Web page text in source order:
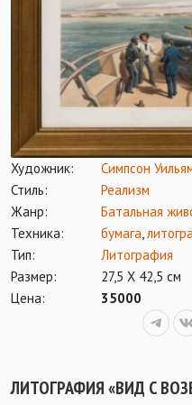
Художник:
Симпсон
Стиль:
Реализм
Жанр:
Батальная
Техника:
бумага
Тип:
Литография
Размер:
27,5 Х 42,5 см
Цена:
35000
ЛИТОГРАФИЯ «ВИД С